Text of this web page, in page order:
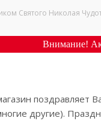
Святого Николая
Внимание!
поздравляет
другие).